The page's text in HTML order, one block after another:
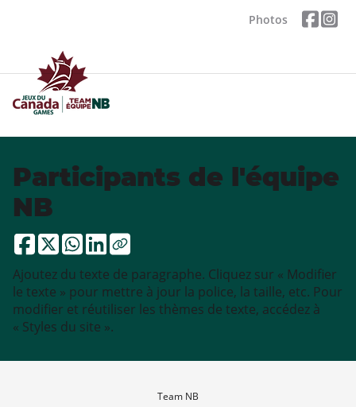
Photos
Participants de l'équipe
NB
Ajoutez du texte de paragraphe. Cliquez sur « Modifier
le texte » pour mettre à jour la police, la taille, etc. Pour
modifier et réutiliser les thèmes de texte, accédez à
« Styles du site ».
Team NB